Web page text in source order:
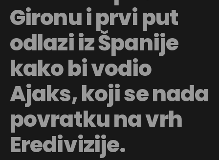
Gironu i prvi put
odlazi iz Španije
kako bi vodio
Ajaks, koji se nada
povratku na vrh
Eredivizije.